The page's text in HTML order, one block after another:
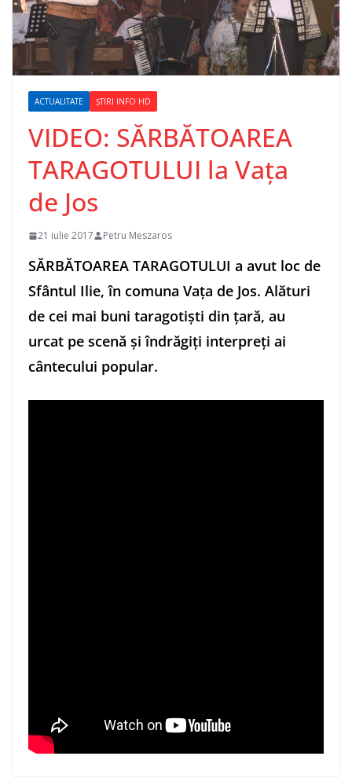
ACTUALITATE ȘTIRI INFO HD
VIDEO: SĂRBĂTOAREA
TARAGOTULUI la Vața
de Jos
21 iulie 2017 Petru Meszaros
SĂRBĂTOAREA TARAGOTULUI a avut loc de
Sfântul Ilie, în comuna Vața de Jos. Alături
de cei mai buni taragotiști din țară, au
urcat pe scenă și îndrăgiți interpreți ai
cântecului popular.